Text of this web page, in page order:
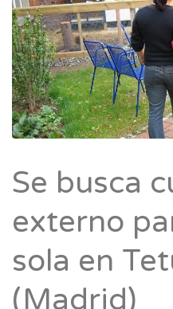
Se busca
externo
sola en
(Madrid)